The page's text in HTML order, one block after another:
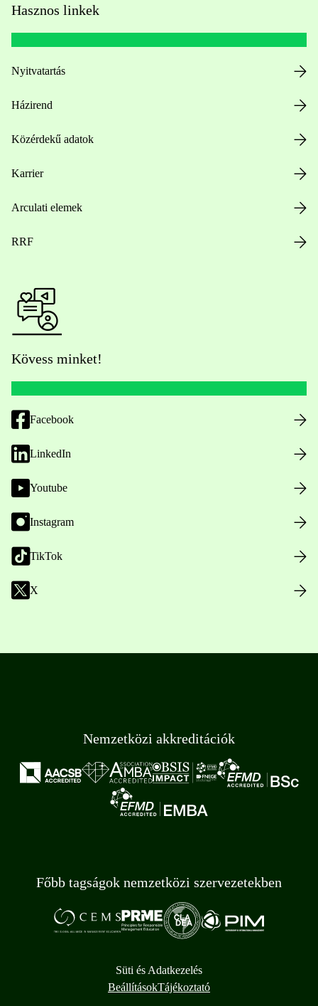
Hasznos linkek
Nyitvatartás
Házirend
Közérdekű adatok
Karrier
Arculati elemek
RRF
Kövess minket!
Facebook
LinkedIn
Youtube
Instagram
TikTok
X
Nemzetközi akkreditációk
Főbb tagságok nemzetközi szervezetekben
Süti és Adatkezelés
BeállításokTájékoztató